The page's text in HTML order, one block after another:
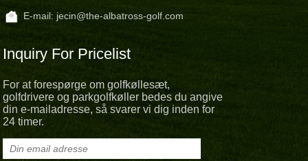
E-mail: jecin@the-albatross-golf.com
Inquiry For Pricelist
For at forespørge om golfkøllesæt,
golfdrivere og parkgolfkøller bedes du angive
din e-mailadresse, så svarer vi dig inden for
24 timer.